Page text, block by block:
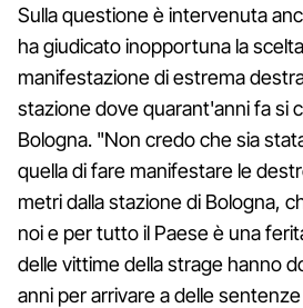
Sulla questione è intervenuta
ha giudicato inopportuna la
manifestazione di estrema
stazione dove quarant'anni fa si
Bologna. "Non credo che sia
quella di fare manifestare le
metri dalla stazione di Bologna,
noi e per tutto il Paese è una
delle vittime della strage hanno
anni per arrivare a delle